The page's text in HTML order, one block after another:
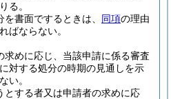
る。
書面でするときは、 同項の理由
ばならない。
求めに応じ、当該申請に係る審査
対する処分の時期の見通しを示
い。
とする者又は申請者の求めに応